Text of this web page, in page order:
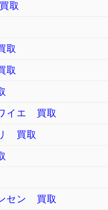
取
取
取
イエ 買取
買取
セン 買取